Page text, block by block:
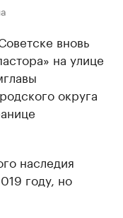
вновь
на улице
округа
наследия
году, но